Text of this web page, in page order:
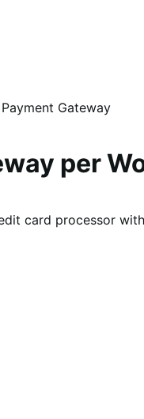
Gateway
per
card processor